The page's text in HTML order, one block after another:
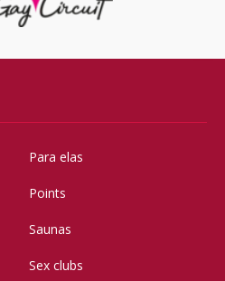
Para elas
Points
Saunas
Sex clubs